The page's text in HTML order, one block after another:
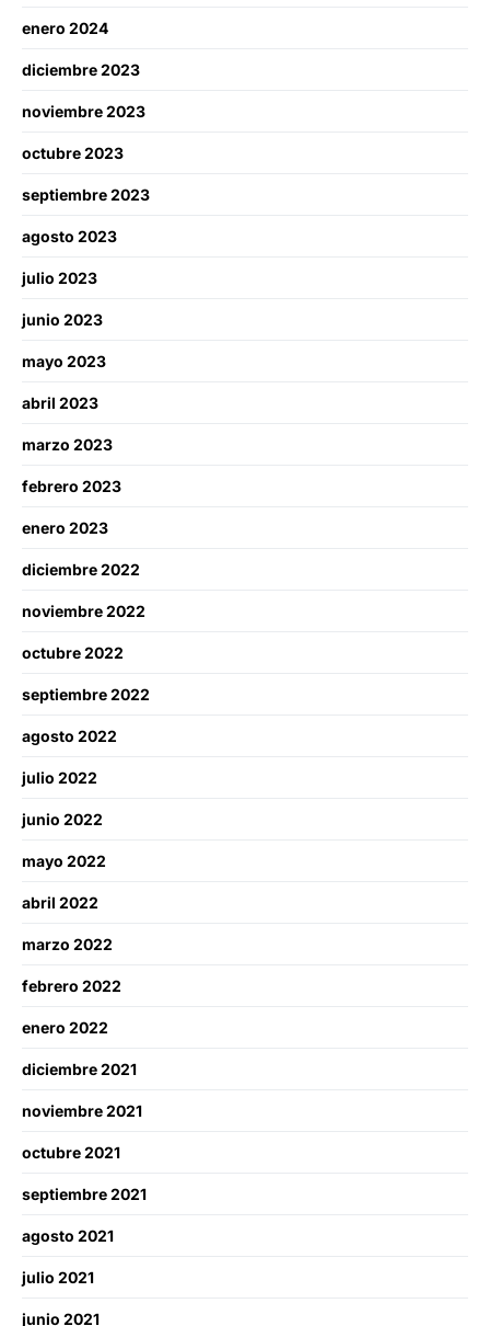
enero 2024
diciembre 2023
noviembre 2023
octubre 2023
septiembre 2023
agosto 2023
julio 2023
junio 2023
mayo 2023
abril 2023
marzo 2023
febrero 2023
enero 2023
diciembre 2022
noviembre 2022
octubre 2022
septiembre 2022
agosto 2022
julio 2022
junio 2022
mayo 2022
abril 2022
marzo 2022
febrero 2022
enero 2022
diciembre 2021
noviembre 2021
octubre 2021
septiembre 2021
agosto 2021
julio 2021
junio 2021